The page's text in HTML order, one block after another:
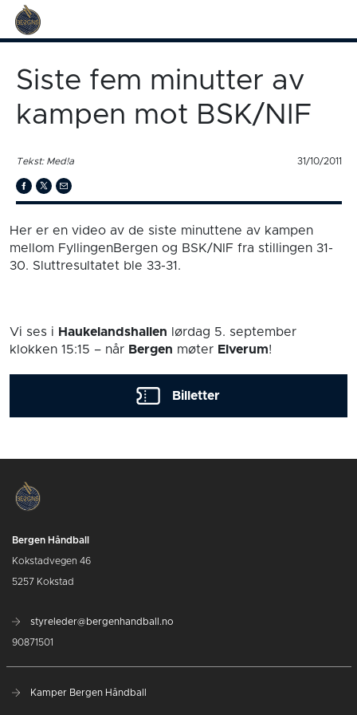
Siste fem minutter av
kampen mot BSK/NIF
Tekst: Med!a 31/10/2011
Her er en video av de siste minuttene av kampen
mellom FyllingenBergen og BSK/NIF fra stillingen 31-
30. Sluttresultatet ble 33-31.
Vi ses i Haukelandshallen lørdag 5. september
klokken 15:15 – når Bergen møter Elverum!
Billetter
Bergen Håndball
Kokstadvegen 46
5257 Kokstad
styreleder@bergenhandball.no
90871501
Kamper Bergen Håndball